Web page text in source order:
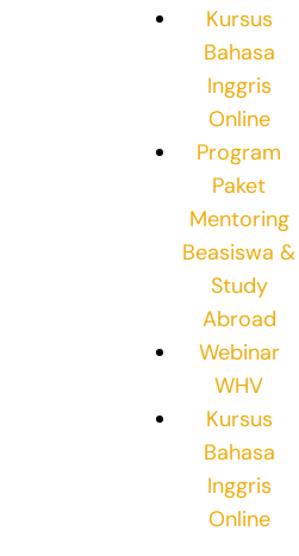
Kursus
Bahasa
Inggris
Online
Program
Paket
Mentoring
Beasiswa &
Study
Abroad
Webinar
WHV
Kursus
Bahasa
Inggris
Online